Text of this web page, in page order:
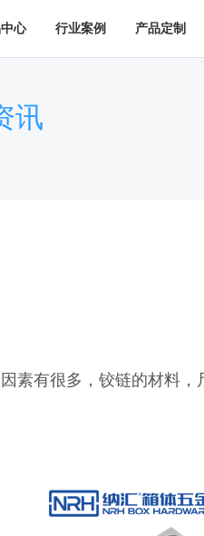
心 行业案例 产品定制
讯
素有很多，铰链的材料